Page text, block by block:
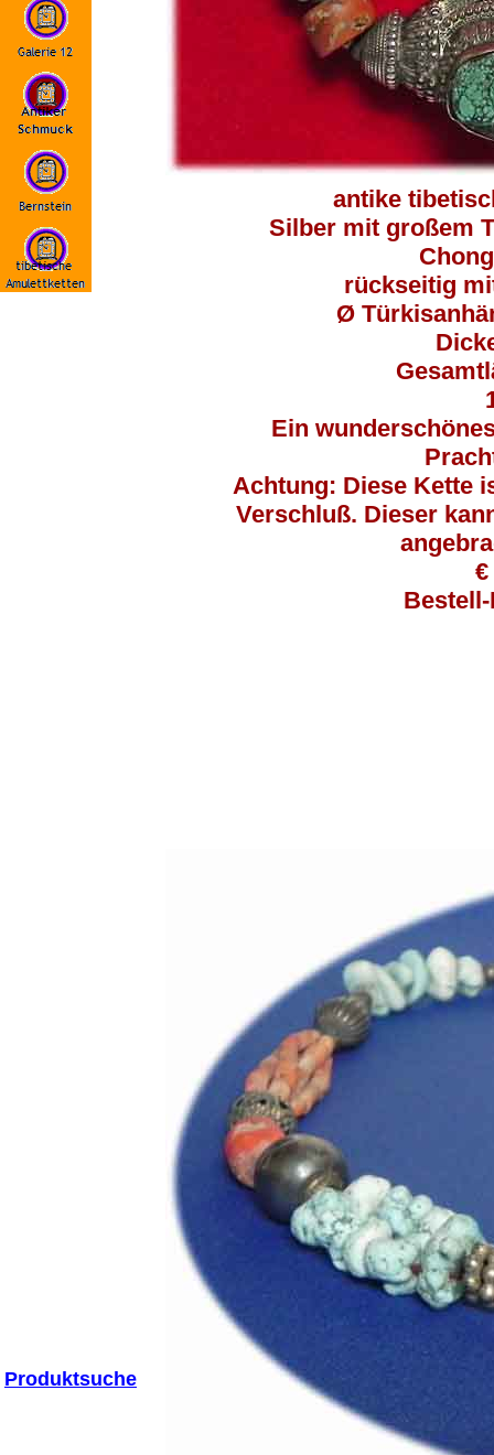
Produktsuche
antike
Silber mit großem
rückseitig
Ø
Ein
Achtung: Diese Kette
Verschluß. Dieser
€
Bestell-